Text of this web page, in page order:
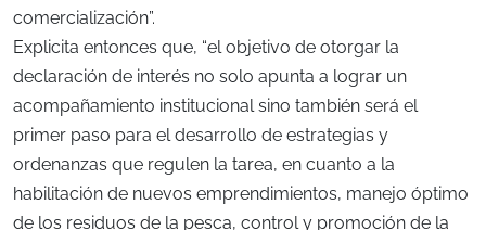
comercialización”.
Explicita entonces que, “el objetivo de otorgar la
declaración de interés no solo apunta a lograr un
acompañamiento institucional sino también será el
primer paso para el desarrollo de estrategias y
ordenanzas que regulen la tarea, en cuanto a la
habilitación de nuevos emprendimientos, manejo óptimo
de los residuos de la pesca, control y promoción de la